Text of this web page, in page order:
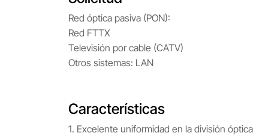
Red óptica pasiva (PON):
Red FTTX
Televisión por cable (CATV)
Otros sistemas: LAN
Características
1. Excelente uniformidad en la división